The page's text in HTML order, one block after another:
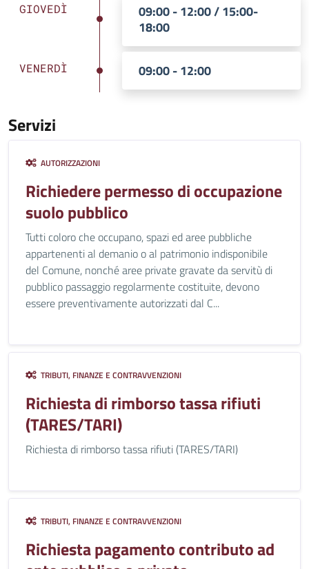
GIOVEDÌ
09:00 - 12:00 / 15:00-
18:00
VENERDÌ 09:00 - 12:00
Servizi
AUTORIZZAZIONI
Richiedere permesso di occupazione
suolo pubblico
Tutti coloro che occupano, spazi ed aree pubbliche
appartenenti al demanio o al patrimonio indisponibile
del Comune, nonché aree private gravate da servitù di
pubblico passaggio regolarmente costituite, devono
essere preventivamente autorizzati dal C...
TRIBUTI, FINANZE E CONTRAVVENZIONI
Richiesta di rimborso tassa rifiuti
(TARES/TARI)
Richiesta di rimborso tassa rifiuti (TARES/TARI)
TRIBUTI, FINANZE E CONTRAVVENZIONI
Richiesta pagamento contributo ad